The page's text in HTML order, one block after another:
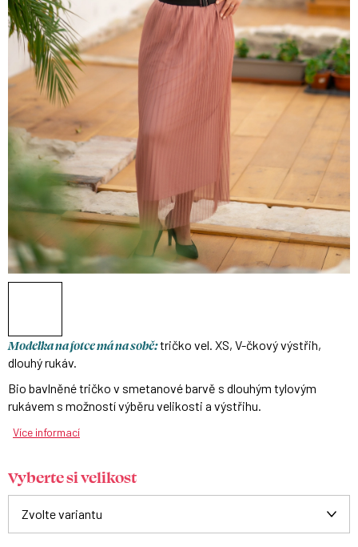
Modelka na fotce má na sobě:tričko vel. XS, V-čkový výstřih,
dlouhý rukáv.
Bio bavlněné tričko v smetanové barvě s dlouhým tylovým
rukávem s možností výběru velikosti a výstřihu.
Více informací
Vyberte si velikost